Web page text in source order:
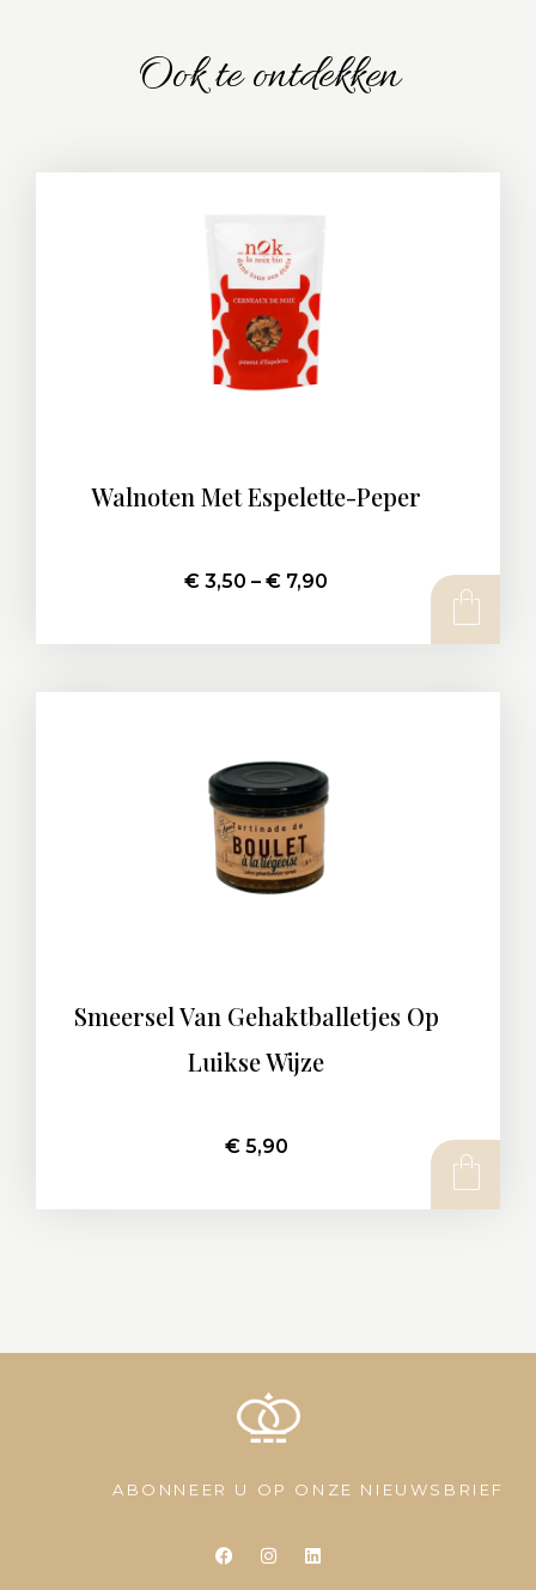
Ook te ontdekken
Walnoten Met Espelette-Peper
€ 3,50 – € 7,90
Smeersel Van Gehaktballetjes Op
Luikse Wijze
€5,90
ABONNEER U OP ONZE NIEUWSBRIEF